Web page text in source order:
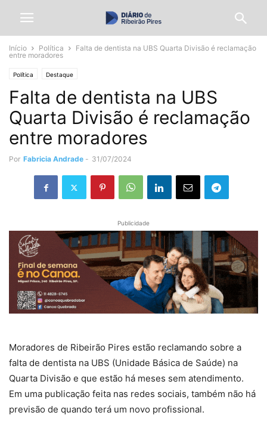
Início Política
Falta de dentista na UBS Quarta Divisão é reclamação
entre moradores
Política Destaque
Falta de dentista na UBS
Quarta Divisão é reclamação
entre moradores
Por Fabricia Andrade - 31/07/2024
Publicidade
Moradores de Ribeirão Pires estão reclamando sobre a
falta de dentista na UBS (Unidade Básica de Saúde) na
Quarta Divisão e que estão há meses sem atendimento.
Em uma publicação feita nas redes sociais, também não há
previsão de quando terá um novo profissional.